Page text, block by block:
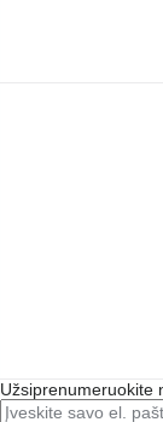
Užsiprenumeruokite